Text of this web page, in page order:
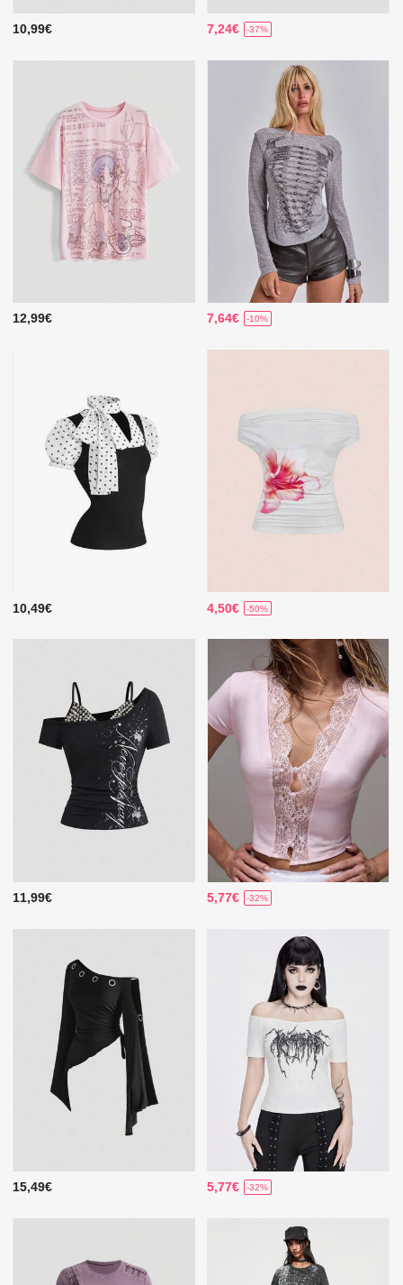
10,99€ 7,24€ -37%
12,99€ 7,64€ -10%
10,49€ 4,50€ -50%
11,99€ 5,77€ -32%
15,49€ 5,77€ -32%